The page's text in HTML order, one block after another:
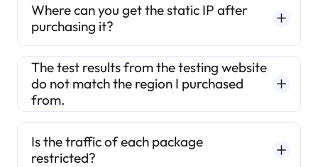
Where can you get the static IP after
purchasing it?
The test results from the testing website
do not match the region I purchased
from.
Is the traffic of each package
restricted?